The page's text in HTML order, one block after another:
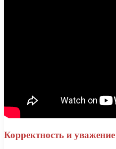
Корректность и уважение